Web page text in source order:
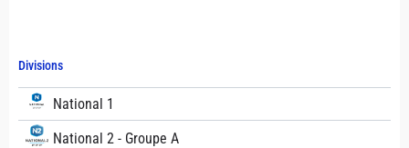
Divisions
National 1
National 2 - Groupe A